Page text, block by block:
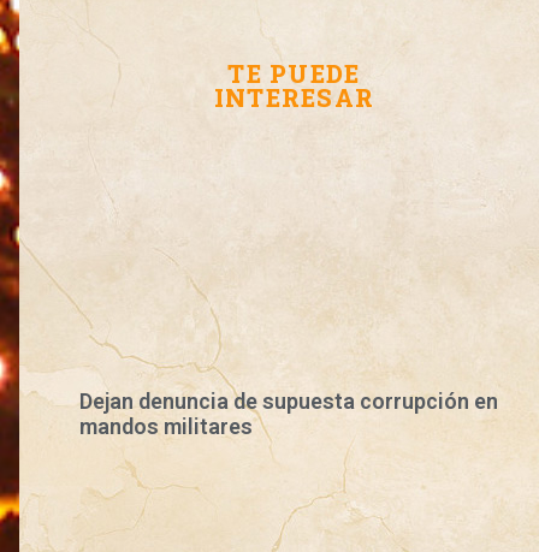
TE PUEDE
INTERESAR
Dejan denuncia de supuesta corrupción en
mandos militares